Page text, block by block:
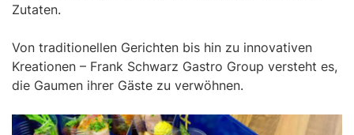
Zutaten.
Von traditionellen Gerichten bis hin zu innovativen
Kreationen – Frank Schwarz Gastro Group versteht es,
die Gaumen ihrer Gäste zu verwöhnen.